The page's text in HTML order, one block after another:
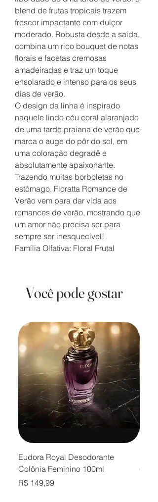
blend de frutas tropicais trazem
frescor impactante com dulçor
moderado. Robusta desde a saída,
combina um rico bouquet de notas
florais e facetas cremosas
amadeiradas e traz um toque
ensolarado e intenso para os seus
dias de verão.
O design da linha é inspirado
naquele lindo céu coral alaranjado
de uma tarde praiana de verão que
marca o auge do pôr do sol, em
uma coloração degradê e
absolutamente apaixonante.
Trazendo muitas borboletas no
estômago, Floratta Romance de
Verão vem para dar vida aos
romances de verão, mostrando que
um amor não precisa ser para
sempre ser inesquecível!
Família Olfativa: Floral Frutal
Você pode gostar
Eudora Royal Desodorante
Colônia Feminino 100ml
Preço
R$ 149,99